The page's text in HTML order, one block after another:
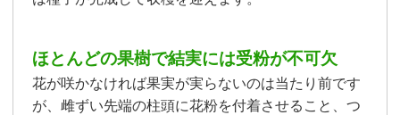
ほとんどの果樹で結実には受粉が不可欠
花が咲かなければ果実が実らないのは当たり前です
が、雌ずい先端の柱頭に花粉を付着させること、つ